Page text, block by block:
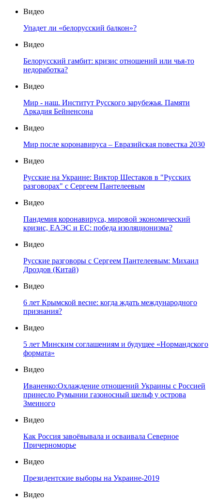
Видео
Упадет ли «белорусский балкон»?
Видео
Белорусский гамбит: кризис отношений или чья-то
недоработка?
Видео
Мир - наш. Институт Русского зарубежья. Памяти
Аркадия Бейненсона
Видео
Мир после коронавируса – Евразийская повестка 2030
Видео
Русские на Украине: Виктор Шестаков в "Русских
разговорах" с Сергеем Пантелеевым
Видео
Пандемия коронавируса, мировой экономический
кризис, ЕАЭС и ЕС: победа изоляционизма?
Видео
Русские разговоры с Сергеем Пантелеевым: Михаил
Дроздов (Китай)
Видео
6 лет Крымской весне: когда ждать международного
признания?
Видео
5 лет Минским соглашениям и будущее «Нормандского
формата»
Видео
Иваненко:Охлаждение отношений Украины с Россией
принесло Румынии газоносный шельф у острова
Змеиного
Видео
Как Россия завоёвывала и осваивала Северное
Причерноморье
Видео
Президентские выборы на Украине-2019
Видео